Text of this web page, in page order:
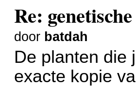
Re:
door batdah
De planten die
exacte kopie